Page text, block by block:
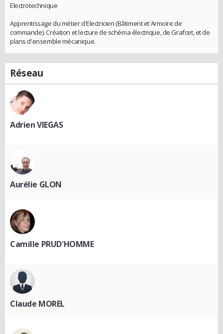
Electrotechnique
Apprentissage du métier d'Electricien (Bâtiment et Armoire de
commande). Création et lecture de schéma électrique, de Grafcet, et de
plans d'ensemble mécanique.
Réseau
Adrien VIEGAS
Aurélie GLON
Camille PRUD'HOMME
Claude MOREL